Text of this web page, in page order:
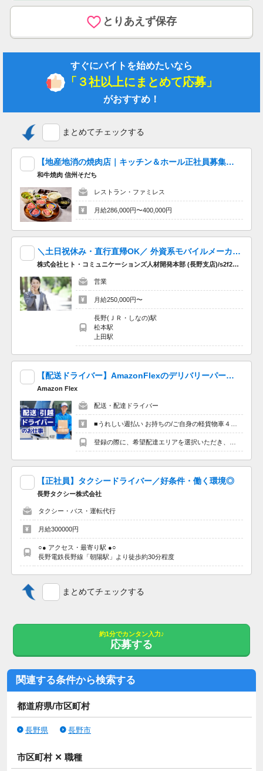
給与上限：月給 285,000円
基本給 170,000円～210,000円
資格・職務手当 6,000円～13,000円
特定改善手当 3,000円～10,000円
夜勤手当 35,000円～42,000円
処遇改善支援手当 3,000円～10,000円
給与支払日 毎月末日締 翌月15日支払い
昇給あり 年1回（1.00％～2.00％／月）
賞与あり 前年度実績 年2回・2.50ヶ月分
【求人の特徴】
学歴不問/未経験者歓迎/昇給あり/40代活躍中/マイカー通勤可/社
内禁煙/育児休暇あり/女性活躍中
【特記事項】
通勤OK、産休・育休の求人です♪
未経験OK！働きやすい環境と、やりがいのある職場です★
未経験OK,車通勤OK,産休・育休,残業ほぼなし,社会保険完備
学歴不問
◆社員寮：単身用 なし、家族用 なし
◆車通勤：車通勤可 無料駐車場あり、通勤手当月上限25900円
定年65歳
再雇用75歳まで
退職金あり（勤続3年以上）
【年齢要件は雇用対策法 １号を適用の上、制限を設けていま
す】
本求人はライフワンズ株式会社が掲載している人材紹介求人で
す。
職業紹介事業者名：ライフワンズ株式会社
事業許可番号：13-ユ-303765
情報提供元：
Workgate(ワークゲート株式会社)
とりあえず保存
すぐにバイトを始めたいなら
「３社以上にまとめて応募」
がおすすめ！
まとめてチェックする
【地産地消の焼肉店｜キッチン＆ホール正社員募集】《月10日休みも可♪》資格支援制度有でスキルアップが目指せる！
和牛焼肉 信州そだち
レストラン・ファミレス
月給286,000円〜400,000円
＼土日祝休み・直行直帰OK／ 外資系モバイルメーカーのラウンダー 携帯ショップの巡回スタッフ
株式会社ヒト・コミュニケーションズ人材開発本部 (長野支店)/s2f26un6601
営業
月給250,000円〜
長野(ＪＲ・しなの)駅
松本駅
上田駅
【配送ドライバー】AmazonFlexのデリバリーパートナーを大量募集中！ ４時間程度最大6,800円の報酬も可能!※1単発OK！嬉しい「週払い」！
Amazon Flex
配送・配達ドライバー
【正社員】タクシードライバー／好条件・働く環境◎
長野タクシー株式会社
タクシー・バス・運転代行
月給300000円
○● アクセス・最寄り駅 ●○
長野電鉄長野線「朝陽駅」より徒歩約30分程度
まとめてチェックする
約1分でカンタン入力♪
応募する
関連する条件から検索する
都道府県/市区町村
長野県 長野市
市区町村 ✕ 職種